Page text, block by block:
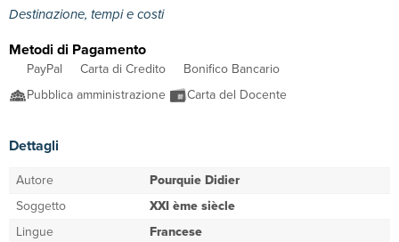
Destinazione, tempi e costi
Metodi di Pagamento
PayPal Carta di Credito
Bonifico Bancario
Pubblica amministrazione
Carta del Docente
Dettagli
Autore
Pourquie Didier
Soggetto
XXI ème siècle
Lingue
Francese